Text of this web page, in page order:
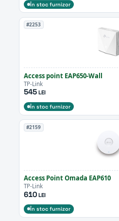
În stoc furnizor
#2253
Access point EAP650-Wall
TP-Link
545LEI
În stoc furnizor
#2159
Access Point Omada EAP610
TP-Link
610LEI
În stoc furnizor